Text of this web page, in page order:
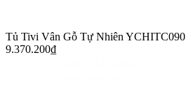
Tủ Tivi Vân Gỗ Tự Nhiên YCHITC090
9.370.200₫